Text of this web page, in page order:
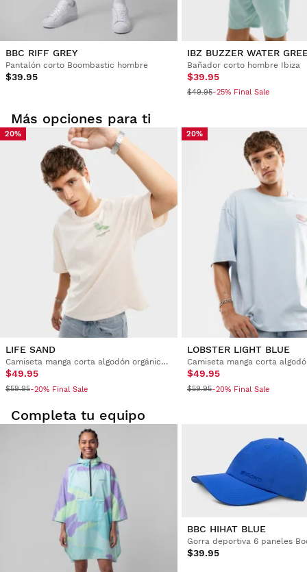
BBC RIFF GREY
Pantalón corto Boombastic hombre
$39.95
IBZ BUZZER WATER
Bañador corto hombre Ibiza
$39.95
$49.95-25% Final Sale
Más opciones para ti
20%
LIFE SAND
Camiseta manga corta algodón orgánico hombre
$49.95
$59.95-20% Final Sale
20%
LOBSTER LIGHT BLUE
$49.95
$59.95-20% Final Sale
Completa tu equipo
BBC HIHAT BLUE
Gorra deportiva 6 paneles
$39.95